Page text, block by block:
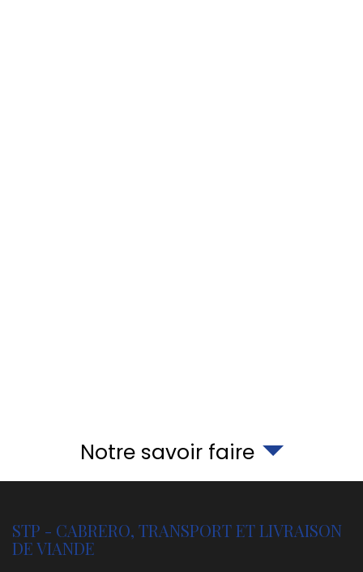
Notre savoir faire
STP - CABRERO, TRANSPORT ET LIVRAISON
DE VIANDE